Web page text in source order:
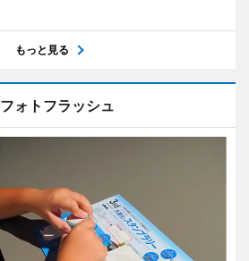
もっと見る
フォトフラッシュ